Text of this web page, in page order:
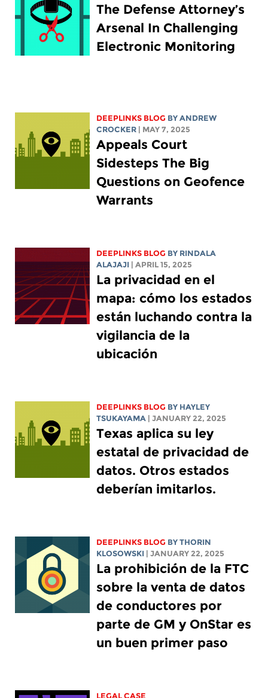
The Defense Attorney’s
Arsenal In Challenging
Electronic Monitoring
DEEPLINKS BLOG BYANDREW
CROCKER
| MAY 7, 2025
Appeals Court
Sidesteps The Big
Questions on Geofence
Warrants
DEEPLINKS BLOG BY RINDALA
ALAJAJI
| APRIL 15, 2025
La privacidad en el
mapa: cómo los estados
están luchando contra la
vigilancia de la
ubicación
DEEPLINKS BLOG BY HAYLEY
TSUKAYAMA
| JANUARY 22, 2025
Texas aplica su ley
estatal de privacidad de
datos. Otros estados
deberían imitarlos.
DEEPLINKS BLOG BYTHORIN
KLOSOWSKI
| JANUARY 22, 2025
La prohibición de la FTC
sobre la venta de datos
de conductores por
parte de GM y OnStar es
un buen primer paso
LEGAL CASE